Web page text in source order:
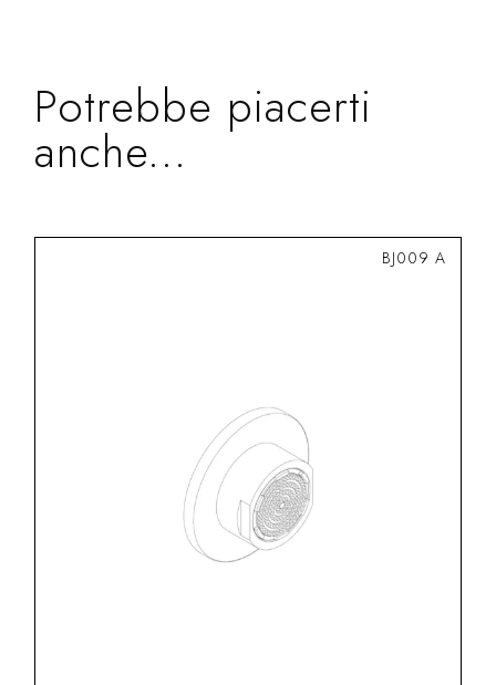
Potrebbe piacerti
anche...
BJ009 A